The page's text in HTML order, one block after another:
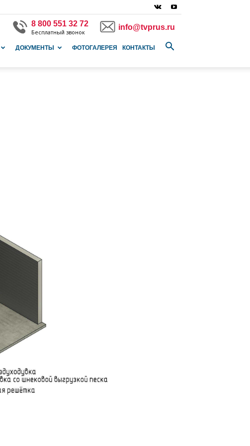
8 800 551 32 72
Бесплатный звонок
info@tvprus.ru
ДОКУМЕНТЫ ФОТОГАЛЕРЕЯ КОНТАКТЫ